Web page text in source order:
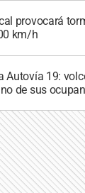
provocará
km/h
Autovía 19:
de sus